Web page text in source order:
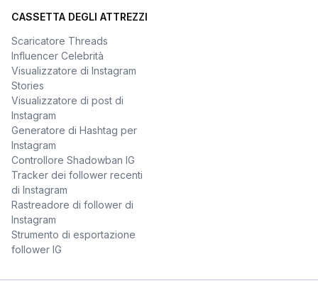
CASSETTA DEGLI ATTREZZI
Scaricatore Threads
Influencer Celebrità
Visualizzatore di Instagram
Stories
Visualizzatore di post di
Instagram
Generatore di Hashtag per
Instagram
Controllore Shadowban IG
Tracker dei follower recenti
di Instagram
Rastreadore di follower di
Instagram
Strumento di esportazione
follower IG